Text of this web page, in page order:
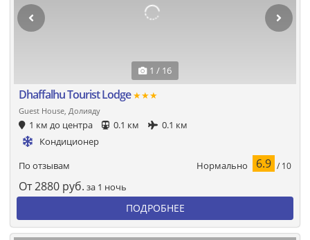
1 / 16
Dhaffalhu Tourist Lodge★★★
Guest House, Долияду
1 км до центра 0.1 км
0.1 км
Кондиционер
По отзывам Нормально 6.9 / 10
От2880 руб. за 1 ночь
ПОДРОБНЕЕ